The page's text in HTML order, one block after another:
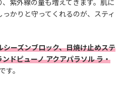
紫外線の量も増えてきます。肌に
かりと守ってくれるのが、スティ
シーズンブロック、日焼け止めステ
ドピューノ アクアパラソル ラ・
です。